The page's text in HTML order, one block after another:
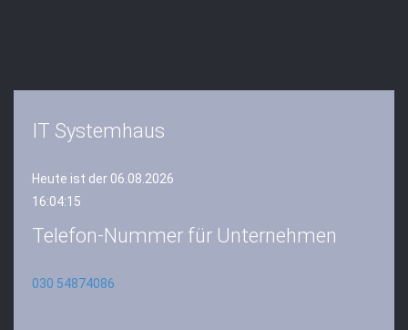
IT Systemhaus
Heute ist der 06.08.2026
16:04:16
Telefon-Nummer für Unternehmen
030 54874086